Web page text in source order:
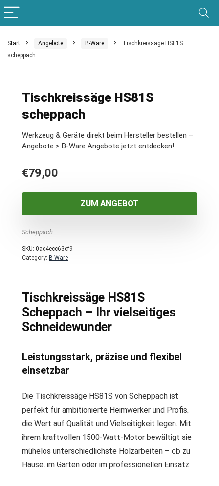
Start Angebote B-Ware
Tischkreissäge HS81S
scheppach
Tischkreissäge HS81S
scheppach
Werkzeug & Geräte direkt beim Hersteller bestellen –
Angebote > B-Ware Angebote jetzt entdecken!
€79,00
ZUM ANGEBOT
Scheppach
SKU: 0ac4ecc63cf9
Category: B-Ware
Tischkreissäge HS81S
Scheppach – Ihr vielseitiges
Schneidewunder
Leistungsstark, präzise und flexibel
einsetzbar
Die Tischkreissäge HS81S von Scheppach ist
perfekt für ambitionierte Heimwerker und Profis,
die Wert auf Qualität und Vielseitigkeit legen. Mit
ihrem kraftvollen 1500-Watt-Motor bewältigt sie
mühelos unterschiedlichste Holzarbeiten – ob zu
Hause, im Garten oder im professionellen Einsatz.